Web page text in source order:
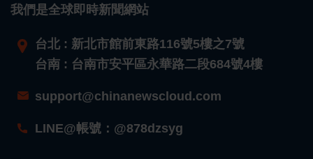
我們是全球即時新聞網站
台北 : 新北市館前東路116號5樓之7號
台南 : 台南市安平區永華路二段684號4樓
support@chinanewscloud.com
LINE@帳號：@878dzsyg